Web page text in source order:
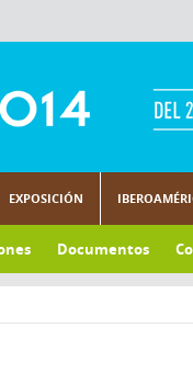
EXPOSICIÓN
Documentos